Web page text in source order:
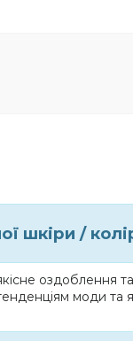
шкіри /
оздоблення
моди